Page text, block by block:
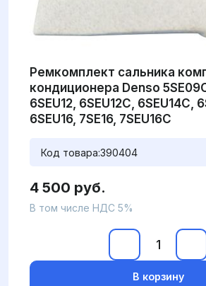
Ремкомплект сальника
кондиционера Denso
6SEU12, 6SEU12C, 6SEU14C,
6SEU16, 7SE16, 7SEU16C
Код товара:390404
4 500 руб.
В том числе НДС 5%
В корзину